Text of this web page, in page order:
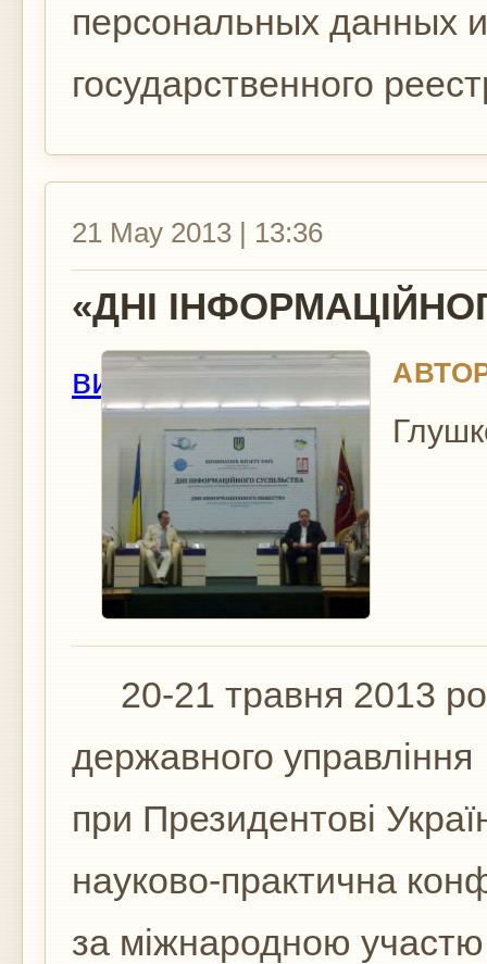
персональных данных
государственного
21 May 2013 | 13:36
«ДНІ
20-21 травня 2013
державного управління
при Президентові
науково-практична
за міжнародною
вид